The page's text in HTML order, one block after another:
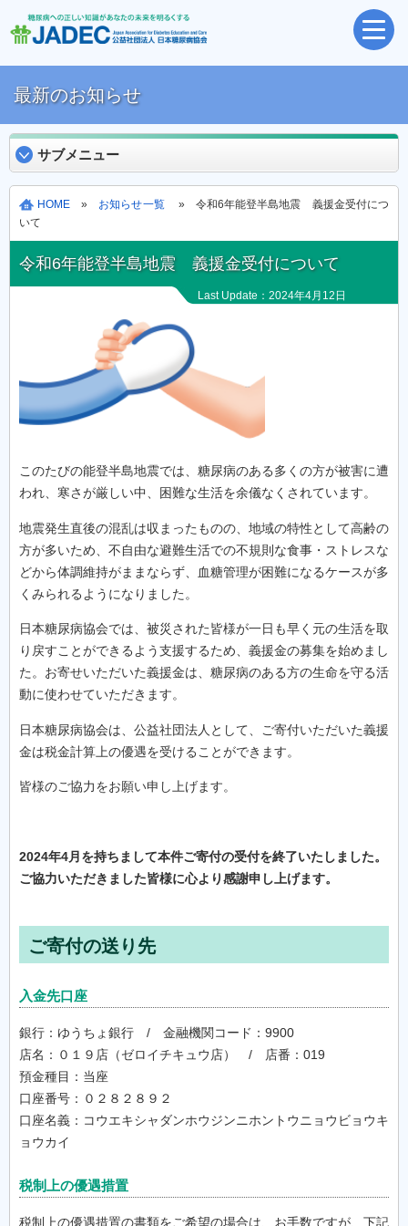
最新のお知らせ
サブメニュー
HOME » お知らせ一覧» 令和6年能登半島地震 義援金受付につ
いて
令和6年能登半島地震 義援金受付について
Last Update：2024年4月12日
このたびの能登半島地震では、糖尿病のある多くの方が被害に遭
われ、寒さが厳しい中、困難な生活を余儀なくされています。
地震発生直後の混乱は収まったものの、地域の特性として高齢の
方が多いため、不自由な避難生活での不規則な食事・ストレスな
どから体調維持がままならず、血糖管理が困難になるケースが多
くみられるようになりました。
日本糖尿病協会では、被災された皆様が一日も早く元の生活を取
り戻すことができるよう支援するため、義援金の募集を始めまし
た。お寄せいただいた義援金は、糖尿病のある方の生命を守る活
動に使わせていただきます。
日本糖尿病協会は、公益社団法人として、ご寄付いただいた義援
金は税金計算上の優遇を受けることができます。
皆様のご協力をお願い申し上げます。
2024年4月を持ちまして本件ご寄付の受付を終了いたしました。
ご協力いただきました皆様に心より感謝申し上げます。
ご寄付の送り先
入金先口座
銀行：ゆうちょ銀行 / 金融機関コード：9900
店名：０１９店（ゼロイチキュウ店） / 店番：019
預金種目：当座
口座番号：０２８２８９２
口座名義：コウエキシャダンホウジンニホントウニョウビョウキ
ョウカイ
税制上の優遇措置
税制上の優遇措置の書類をご希望の場合は、お手数ですが、下記